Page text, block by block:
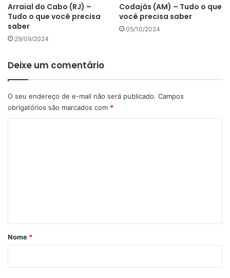
Arraial do Cabo (RJ) –
Tudo o que você precisa
saber
29/09/2024
Codajás (AM) – Tudo o que
você precisa saber
05/10/2024
Deixe um comentário
O seu endereço de e-mail não será publicado. Campos
obrigatórios são marcados com *
r
Nome *